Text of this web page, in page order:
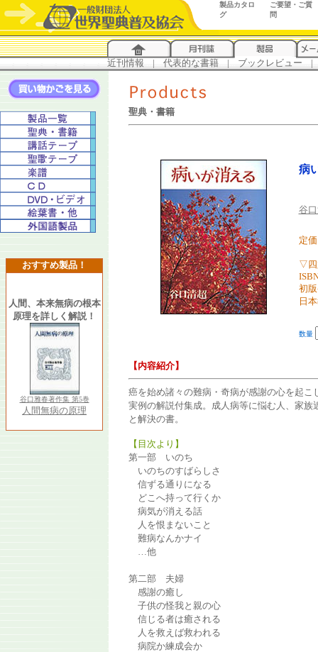
製品カタロ
グ
ご要望・ご質
問
近刊情報 | 代表的な書籍 | ブックレビュー |
おすすめ製品！
人間、本来無病の根本
原理を詳しく解説！
谷口雅春著作集 第5巻
人間無病の原理
聖典・書籍
病
谷
定
▽四
初
日
数量
【内容紹介】
癌を始め諸々の難病・奇病が感謝の心を起
実例の解説付集成。成人病等に悩む人、家
と解決の書。
【目次より】
第一部 いのち
いのちのすばらしさ
信ずる通りになる
どこへ持って行くか
病気が消える話
人を恨まないこと
難病なんかナイ
…他
第二部 夫婦
感謝の癒し
子供の怪我と親の心
信じる者は癒される
人を救えば救われる
病院か練成会か